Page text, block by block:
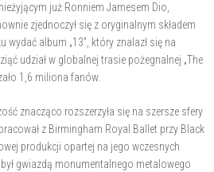
już Ronniem Jamesem Dio,
zjednoczył się z oryginalnym składem
wydać album „13”, który znalazł się na
udział w globalnej trasie pożegnalnej „The
1,6 miliona fanów.
znacząco rozszerzyła się na szersze sfery
z Birmingham Royal Ballet przy Black
produkcji opartej na jego wczesnych
gwiazdą monumentalnego metalowego